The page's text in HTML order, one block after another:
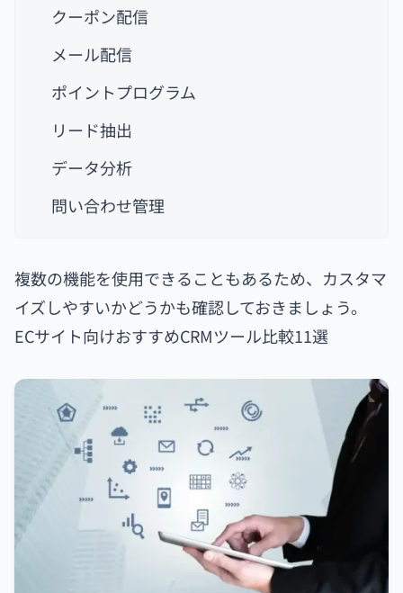
クーポン配信
メール配信
ポイントプログラム
リード抽出
データ分析
問い合わせ管理
複数の機能を使用できることもあるため、カスタマ
イズしやすいかどうかも確認しておきましょう。
ECサイト向けおすすめCRMツール比較11選